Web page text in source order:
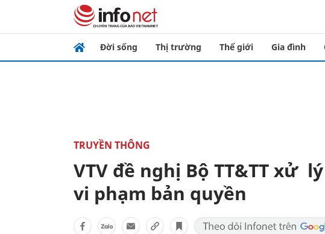
Đời sống Thị trường Thế giới Gia đình
TRUYỀN THÔNG
VTV đề nghị Bộ TT&TT xử
vi phạm bản quyền